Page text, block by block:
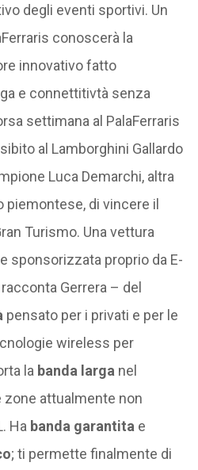
degli eventi sportivi. Un
conoscerà la
innovativo fatto
e connettitivtà senza
settimana al PalaFerraris
al Lamborghini Gallardo
Luca Demarchi, altra
di vincere il
Turismo. Una vettura
sponsorizzata proprio da E-
Gerrera – del
pensato per i privati e per le
wireless per
la banda larga nel
attualmente non
Ha banda garantita e
; ti permette finalmente di